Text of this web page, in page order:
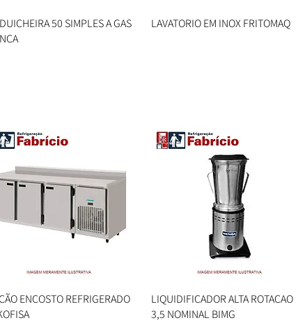
Visualização rápida
50 SIMPLES A GAS
Visualização rápida
LAVATORIO EM INOX FRITOMAQ
Visualização rápida
ENCOSTO REFRIGERADO
Visualização rápida
LIQUIDIFICADOR ALTA ROTACAO
3,5 NOMINAL BIMG